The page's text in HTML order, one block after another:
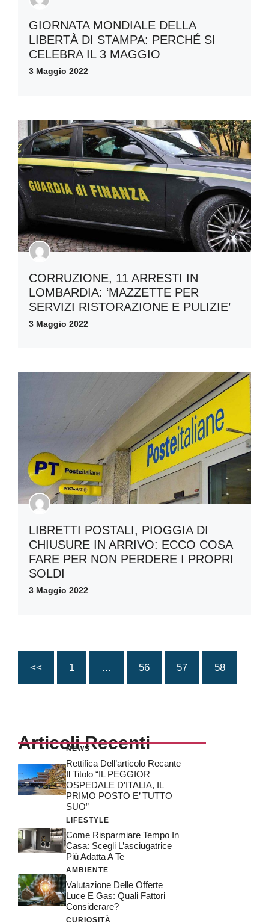
GIORNATA MONDIALE DELLA
LIBERTÀ DI STAMPA: PERCHÉ SI
CELEBRA IL 3 MAGGIO
3 Maggio 2022
CORRUZIONE, 11 ARRESTI IN
LOMBARDIA: ‘MAZZETTE PER
SERVIZI RISTORAZIONE E PULIZIE’
3 Maggio 2022
LIBRETTI POSTALI, PIOGGIA DI
CHIUSURE IN ARRIVO: ECCO COSA
FARE PER NON PERDERE I PROPRI
SOLDI
3 Maggio 2022
<< 1 … 56 57 58
Articoli Recenti
NEWS
Rettifica Dell’articolo Recante
Il Titolo “IL PEGGIOR
OSPEDALE D’ITALIA, IL
PRIMO POSTO E’ TUTTO
SUO”
LIFESTYLE
Come Risparmiare Tempo In
Casa: Scegli L’asciugatrice
Più Adatta A Te
AMBIENTE
Valutazione Delle Offerte
Luce E Gas: Quali Fattori
Considerare?
CURIOSITÀ